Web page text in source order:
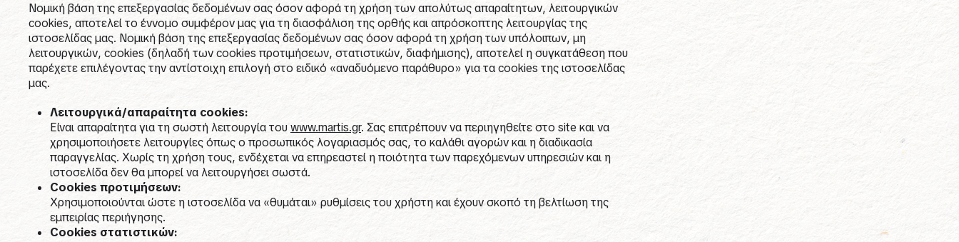
Νομική βάση της επεξεργασίας δεδομένων σας όσον αφορά τη χρήση των απολύτως απαραίτητων, λειτουργικών
cookies, αποτελεί το έννομο συμφέρον μας για τη διασφάλιση της ορθής και απρόσκοπτης λειτουργίας της
ιστοσελίδας μας. Νομική βάση της επεξεργασίας δεδομένων σας όσον αφορά τη χρήση των υπόλοιπων, μη
λειτουργικών, cookies (δηλαδή των cookies προτιμήσεων, στατιστικών, διαφήμισης), αποτελεί η συγκατάθεση που
παρέχετε επιλέγοντας την αντίστοιχη επιλογή στο ειδικό «αναδυόμενο παράθυρο» για τα cookies της ιστοσελίδας
μας.
Λειτουργικά/απαραίτητα cookies:
Είναι απαραίτητα για τη σωστή λειτουργία τουwww.martis.gr. Σας επιτρέπουν να περιηγηθείτε στο site και να
χρησιμοποιήσετε λειτουργίες όπως ο προσωπικός λογαριασμός σας, το καλάθι αγορών και η διαδικασία
παραγγελίας. Χωρίς τη χρήση τους, ενδέχεται να επηρεαστεί η ποιότητα των παρεχόμενων υπηρεσιών και η
ιστοσελίδα δεν θα μπορεί να λειτουργήσει σωστά.
Cookies προτιμήσεων:
Χρησιμοποιούνται ώστε η ιστοσελίδα να «θυμάται» ρυθμίσεις του χρήστη και έχουν σκοπό τη βελτίωση της
εμπειρίας περιήγησης.
Cookies στατιστικών: